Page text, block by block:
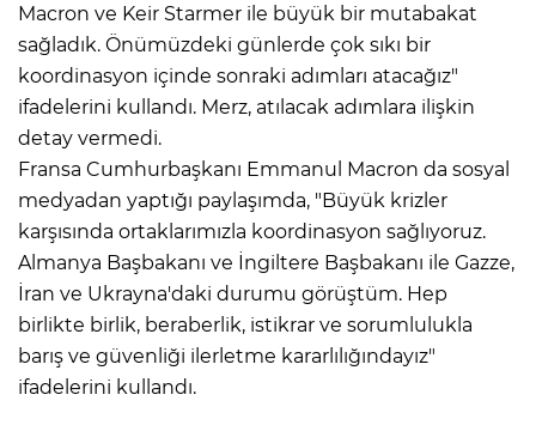
Macron ve Keir Starmer ile büyük bir mutabakat
sağladık. Önümüzdeki günlerde çok sıkı bir
koordinasyon içinde sonraki adımları atacağız"
ifadelerini kullandı. Merz, atılacak adımlara ilişkin
detay vermedi.
Fransa Cumhurbaşkanı Emmanul Macron da sosyal
medyadan yaptığı paylaşımda, "Büyük krizler
karşısında ortaklarımızla koordinasyon sağlıyoruz.
Almanya Başbakanı ve İngiltere Başbakanı ile Gazze,
İran ve Ukrayna'daki durumu görüştüm. Hep
birlikte birlik, beraberlik, istikrar ve sorumlulukla
barış ve güvenliği ilerletme kararlılığındayız"
ifadelerini kullandı.